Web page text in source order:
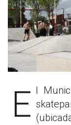
El Municipio de Morón inauguró nuevo